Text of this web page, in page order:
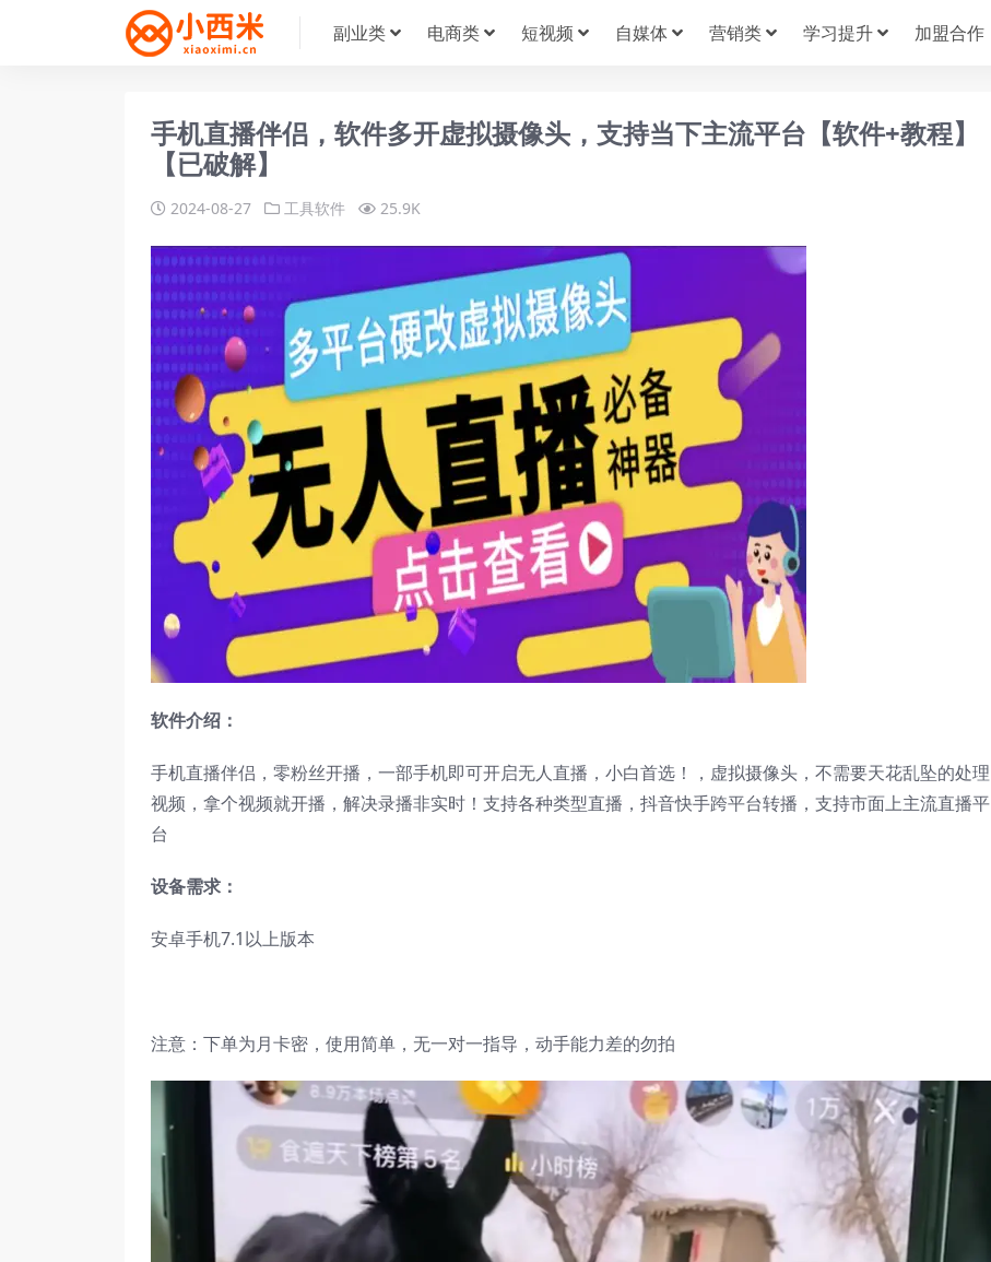
副业类 电商类 短视频 自媒体 营销类 学习提升 加盟合作
手机直播伴侣，软件多开虚拟摄像头，支持当下主流平台【软件+教程】
【已破解】
2024-08-27 工具软件 25.9K
软件介绍：
手机直播伴侣，零粉丝开播，一部手机即可开启无人直播，小白首选！，虚拟摄像头，不需要天花乱坠的处理
视频，拿个视频就开播，解决录播非实时！支持各种类型直播，抖音快手跨平台转播，支持市面上主流直播平
台
设备需求：
安卓手机7.1以上版本
注意：下单为月卡密，使用简单，无一对一指导，动手能力差的勿拍